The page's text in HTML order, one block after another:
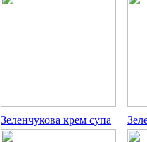
Зеленчукова крем супа